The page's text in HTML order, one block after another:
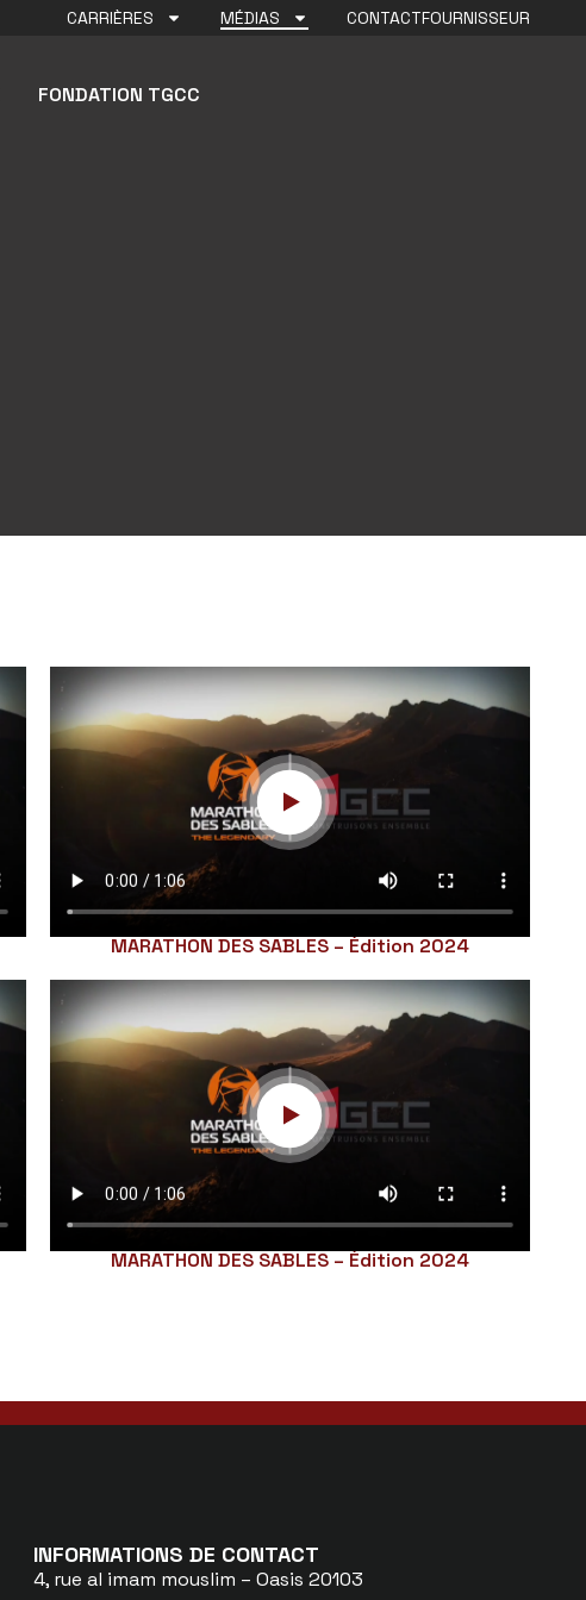
CARRIÈRES MÉDIAS CONTACTFOURNISSEUR
FONDATION TGCC
MARATHON DES SABLES – Édition 2024
MARATHON DES SABLES – Édition 2024
INFORMATIONS DE CONTACT
4, rue al imam mouslim – Oasis 20103